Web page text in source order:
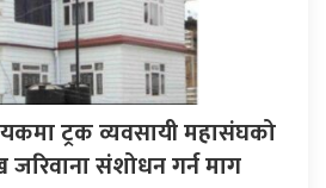
ट्रक व्यवसायी महासंघको
संशोधन गर्न माग